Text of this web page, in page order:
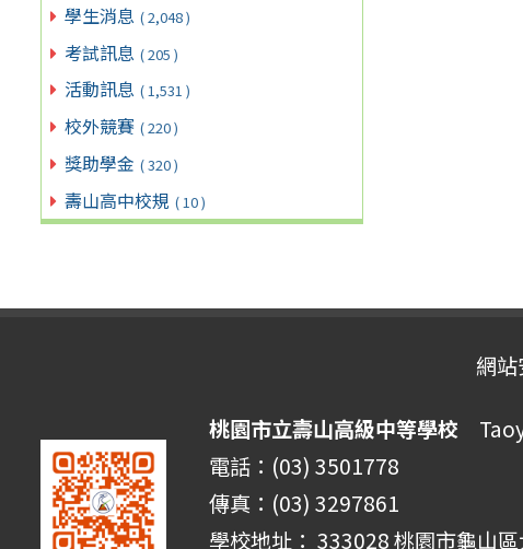
學生消息 ( 2,048 )
考試訊息 ( 205 )
活動訊息 ( 1,531 )
校外競賽 ( 220 )
獎助學金 ( 320 )
壽山高中校規 ( 10 )
網
桃園市立壽山高級中等學校
電話：(03) 3501778
傳真：(03) 3297861
學校地址： 333028 桃園市龜山